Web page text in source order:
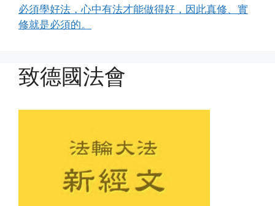
必須學好法，心中有法才能做得好，因此真修、實
修就是必須的。
致德國法會